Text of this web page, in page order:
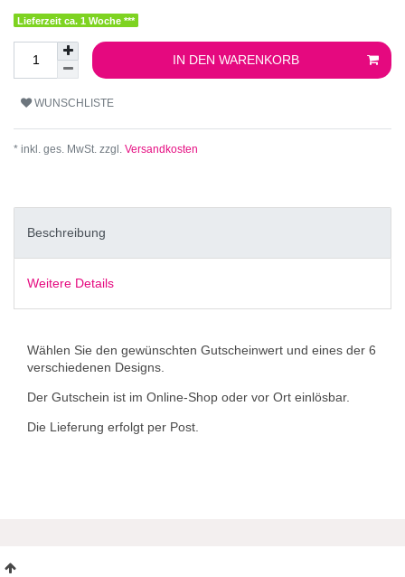
Lieferzeit ca. 1 Woche ***
IN DEN WARENKORB
WUNSCHLISTE
* inkl. ges. MwSt. zzgl. Versandkosten
Beschreibung
Weitere Details
Wählen Sie den gewünschten Gutscheinwert und eines der 6
verschiedenen Designs.
Der Gutschein ist im Online-Shop oder vor Ort einlösbar.
Die Lieferung erfolgt per Post.